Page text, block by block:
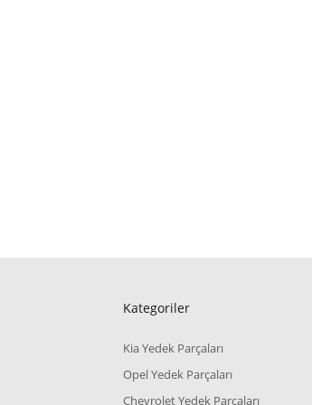
Kategoriler
Kia Yedek Parçaları
Opel Yedek Parçaları
Chevrolet Yedek Parçaları